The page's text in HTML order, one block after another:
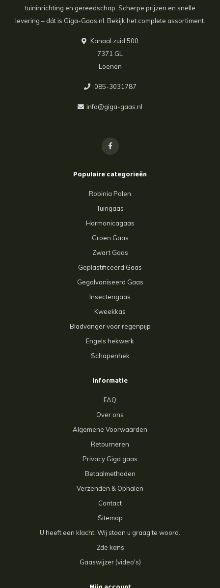
tuininrichting en gereedschap. Scherpe prijzen en snelle
levering – dát is Giga-Gaas.nl. Bekijk het complete assortiment.
Kanaal zuid 500
7371 GL
Loenen
085-3031787
info@giga-gaas.nl
Populaire categorieën
Robinia Palen
Tuingaas
Harmonicagaas
Groen Gaas
Zwart Gaas
Geplastificeerd Gaas
Gegalvaniseerd Gaas
Insectengaas
Kweekkas
Bladvanger voor regenpijp
Engels hekwerk
Schapenhek
Informatie
FAQ
Over ons
Algemene Voorwaarden
Retourneren
Privacy Giga gaas
Betaalmethoden
Verzenden & Ophalen
Contact
Sitemap
U heeft een klacht. Wij staan u graag te woord.
2de kans
Gaaswijzer (video's)